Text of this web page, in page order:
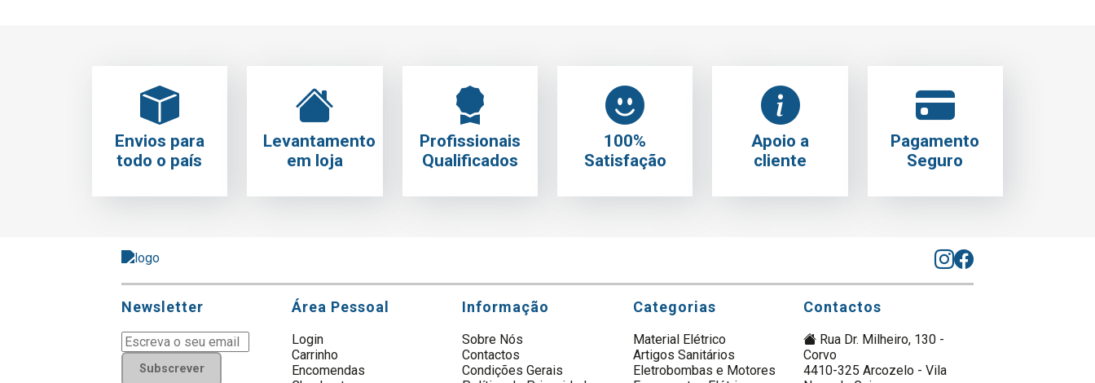
Envios para
todo o país
Levantamento
em loja
Profissionais
Qualificados
100%
Satisfação
Apoio a
cliente
Pagamento
Seguro
Newsletter
Subscrever
Área Pessoal
Login
Carrinho
Encomendas
Informação
Sobre Nós
Contactos
Condições Gerais
Categorias
Material Elétrico
Artigos Sanitários
Eletrobombas e Motores
Contactos
Rua Dr. Milheiro, 130 -
Corvo
4410-325 Arcozelo - Vila